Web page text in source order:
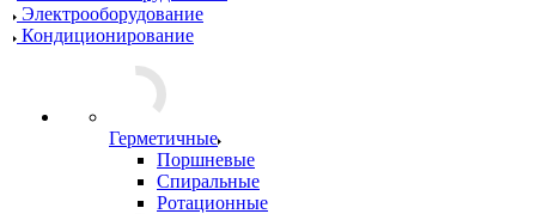
Электрооборудование
Кондиционирование
Герметичные
Поршневые
Спиральные
Ротационные